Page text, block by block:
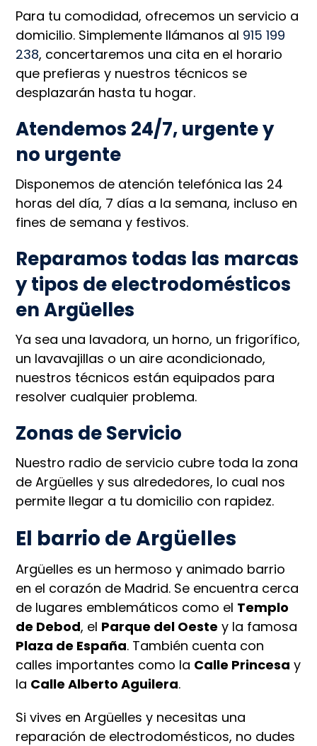
Para tu comodidad, ofrecemos un servicio a
domicilio. Simplemente llámanos al 915 199
238, concertaremos una cita en el horario
que prefieras y nuestros técnicos se
desplazarán hasta tu hogar.
Atendemos 24/7, urgente y
no urgente
Disponemos de atención telefónica las 24
horas del día, 7 días a la semana, incluso en
fines de semana y festivos.
Reparamos todas las marcas
y tipos de electrodomésticos
en Argüelles
Ya sea una lavadora, un horno, un frigorífico,
un lavavajillas o un aire acondicionado,
nuestros técnicos están equipados para
resolver cualquier problema.
Zonas de Servicio
Nuestro radio de servicio cubre toda la zona
de Argüelles y sus alrededores, lo cual nos
permite llegar a tu domicilio con rapidez.
El barrio de Argüelles
Argüelles es un hermoso y animado barrio
en el corazón de Madrid. Se encuentra cerca
de lugares emblemáticos como el Templo
de Debod, el Parque del Oeste y la famosa
Plaza de España. También cuenta con
calles importantes como la Calle Princesa y
la Calle Alberto Aguilera.
Si vives en Argüelles y necesitas una
reparación de electrodomésticos, no dudes